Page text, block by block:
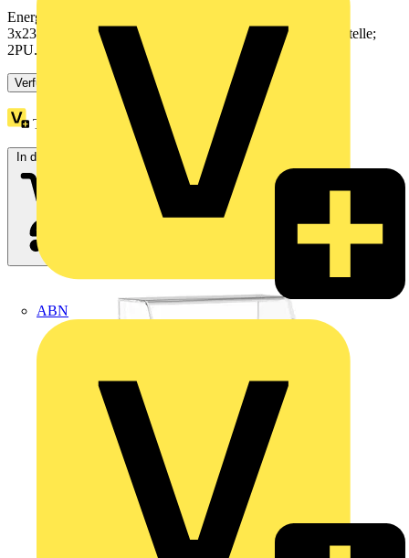
ABN
Energiezähler (MID26); für Wandleranschluss; 1 A / 5 A;
3x230/400V; 50Hz; Modbus® und M-Bus; 2 x S0-Schnittstelle;
2PU...
Verfügbar: 3 Händler
Treuepunkte: 355
In den Warenkorb